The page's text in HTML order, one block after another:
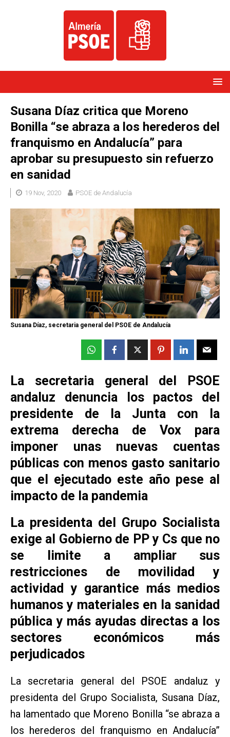
Susana Díaz critica que Moreno
Bonilla “se abraza a los herederos del
franquismo en Andalucía” para
aprobar su presupuesto sin refuerzo
en sanidad
19 Nov, 2020 PSOE de Andalucía
Susana Díaz, secretaria general del PSOE de Andalucía
La secretaria general del PSOE
andaluz denuncia los pactos del
presidente de la Junta con la
extrema derecha de Vox para
imponer unas nuevas cuentas
públicas con menos gasto sanitario
que el ejecutado este año pese al
impacto de la pandemia
La presidenta del Grupo Socialista
exige al Gobierno de PP y Cs que no
se limite a ampliar sus
restricciones de movilidad y
actividad y garantice más medios
humanos y materiales en la sanidad
pública y más ayudas directas a los
sectores económicos más
perjudicados
La secretaria general del PSOE andaluz y
presidenta del Grupo Socialista, Susana Díaz,
ha lamentado que Moreno Bonilla “se abraza a
los herederos del franquismo en Andalucía”